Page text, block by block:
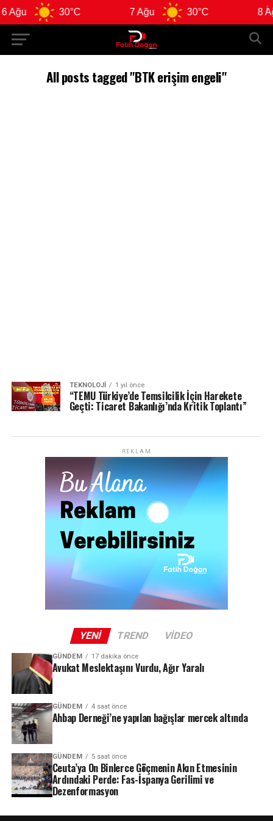
Ağu 30°C 7 Ağu 30°C 8
All posts tagged "BTK erişim engeli"
TEKNOLOJI 1 yıl önce
“TEMU Türkiye’de Temsilcilik İçin Harekete
Geçti: Ticaret Bakanlığı’nda Kritik Toplantı”
REKLAM
YENI TREND VIDEO
GÜNDEM 17 dakika önce
Avukat Meslektaşını Vurdu, Ağır Yaralı
GÜNDEM 4 saat önce
Ahbap Derneği’ne yapılan bağışlar mercek altında
GÜNDEM 5 saat önce
Ceuta’ya On Binlerce Göçmenin Akın Etmesinin
Ardındaki Perde: Fas-İspanya Gerilimi ve
Dezenformasyon